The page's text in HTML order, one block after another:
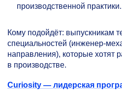
производственной практики.
Кому подойдёт: выпускникам
специальностей (инженер-
направления), которые хотят
в производстве.
Curiosity — лидерская